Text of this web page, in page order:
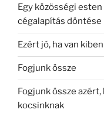
Egy közösségi
cégalapítás döntése
Ezért jó, ha van
Fogjunk össze
Fogjunk össze
kocsinknak